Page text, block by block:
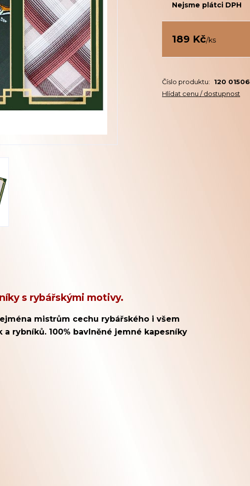
Nejsme plátci DPH
189 Kč/ks
Číslo produktu: 120 01506
Hlídat cenu / dostupnost
s rybářskými motivy.
mistrům cechu rybářského i všem
rybníků. 100% bavlněné jemné kapesníky